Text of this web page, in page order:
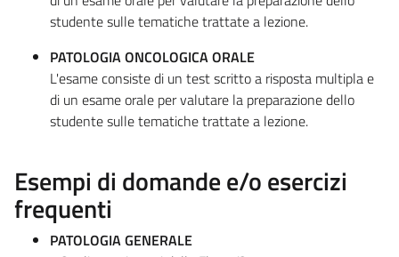
studente sulle tematiche trattate a lezione.
PATOLOGIA ONCOLOGICA ORALE
L'esame consiste di un test scritto a risposta multipla e
di un esame orale per valutare la preparazione dello
studente sulle tematiche trattate a lezione.
Esempi di domande e/o esercizi
frequenti
PATOLOGIA GENERALE